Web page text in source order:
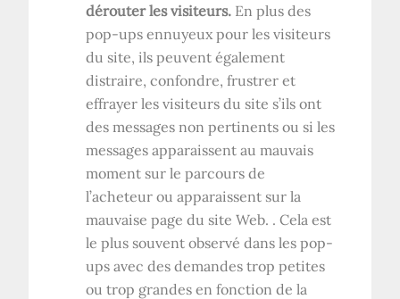
dérouter les visiteurs. En plus des
pop-ups ennuyeux pour les visiteurs
du site, ils peuvent également
distraire, confondre, frustrer et
effrayer les visiteurs du site s’ils ont
des messages non pertinents ou si les
messages apparaissent au mauvais
moment sur le parcours de
l’acheteur ou apparaissent sur la
mauvaise page du site Web. . Cela est
le plus souvent observé dans les pop-
ups avec des demandes trop petites
ou trop grandes en fonction de la